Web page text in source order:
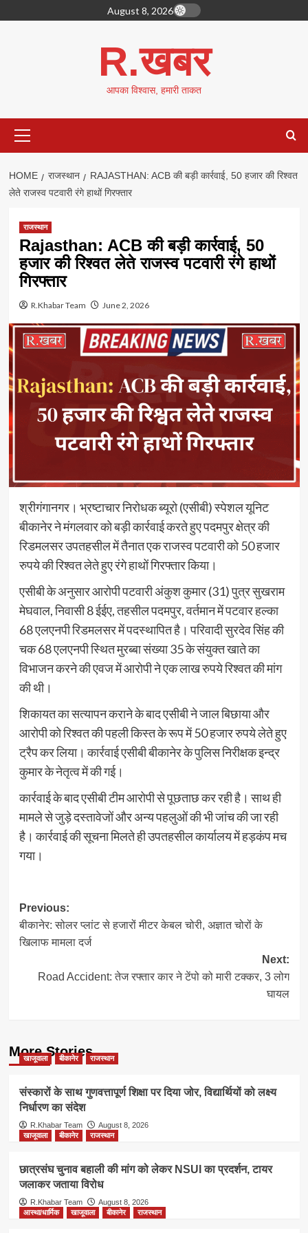
to
August 8, 2026
R.खबर
आपका विश्वास, हमारी ताकत
Menu
HOME राजस्थान
RAJASTHAN: ACB की बड़ी कार्रवाई, 50 हजार की रिश्वत
लेते राजस्व पटवारी रंगे हाथों गिरफ्तार
राजस्थान
Rajasthan: ACB की बड़ी कार्रवाई, 50
हजार की रिश्वत लेते राजस्व पटवारी रंगे हाथों
गिरफ्तार
R.Khabar Team June 2, 2026
श्रीगंगानगर। भ्रष्टाचार निरोधक ब्यूरो (एसीबी) स्पेशल यूनिट
बीकानेर ने मंगलवार को बड़ी कार्रवाई करते हुए पदमपुर क्षेत्र की
रिडमलसर उपतहसील में तैनात एक राजस्व पटवारी को 50 हजार
रुपये की रिश्वत लेते हुए रंगे हाथों गिरफ्तार किया।
एसीबी के अनुसार आरोपी पटवारी अंकुश कुमार (31) पुत्र सुखराम
मेघवाल, निवासी 8 ईईए, तहसील पदमपुर, वर्तमान में पटवार हल्का
68 एलएनपी रिडमलसर में पदस्थापित है। परिवादी सुरदेव सिंह की
चक 68 एलएनपी स्थित मुरब्बा संख्या 35 के संयुक्त खाते का
विभाजन करने की एवज में आरोपी ने एक लाख रुपये रिश्वत की मांग
की थी।
शिकायत का सत्यापन कराने के बाद एसीबी ने जाल बिछाया और
आरोपी को रिश्वत की पहली किस्त के रूप में 50 हजार रुपये लेते हुए
ट्रैप कर लिया। कार्रवाई एसीबी बीकानेर के पुलिस निरीक्षक इन्द्र
कुमार के नेतृत्व में की गई।
कार्रवाई के बाद एसीबी टीम आरोपी से पूछताछ कर रही है। साथ ही
मामले से जुड़े दस्तावेजों और अन्य पहलुओं की भी जांच की जा रही
है। कार्रवाई की सूचना मिलते ही उपतहसील कार्यालय में हड़कंप मच
गया।
Post
navigation
Previous:
बीकानेर: सोलर प्लांट से हजारों मीटर केबल चोरी, अज्ञात चोरों के
खिलाफ मामला दर्ज
Next:
Road Accident: तेज रफ्तार कार ने टेंपो को मारी टक्कर, 3 लोग
घायल
More Stories
खाजूवाला बीकानेर राजस्थान
संस्कारों के साथ गुणवत्तापूर्ण शिक्षा पर दिया जोर, विद्यार्थियों को लक्ष्य
निर्धारण का संदेश
R.Khabar Team
August 8, 2026
खाजूवाला
बीकानेर राजस्थान
छात्रसंघ चुनाव बहाली की मांग को लेकर NSUI का प्रदर्शन, टायर
जलाकर जताया विरोध
R.Khabar Team
August 8, 2026
आस्था/धार्मिक
खाजूवाला बीकानेर राजस्थान